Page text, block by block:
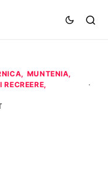
MUNTENIA
RECREERE